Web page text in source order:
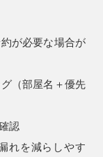
が必要な場合が
（部屋名＋優先
認
れを減らしやす